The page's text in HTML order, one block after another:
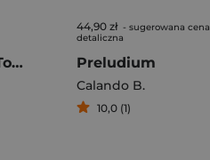
Sięgając marzeń. Tom 2
44,90 zł - sugerowana cena
detaliczna
Preludium
Calando B.
10,0 (1)